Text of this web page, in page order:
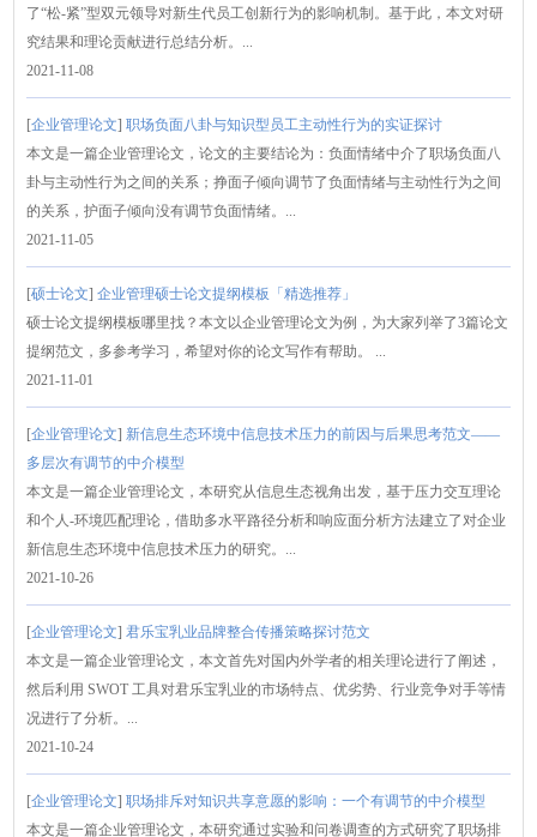
了“松-紧”型双元领导对新生代员工创新行为的影响机制。基于此，本文对研
究结果和理论贡献进行总结分析。...
2021-11-08
[企业管理论文]职场负面八卦与知识型员工主动性行为的实证探讨
本文是一篇企业管理论文，论文的主要结论为：负面情绪中介了职场负面八
卦与主动性行为之间的关系；挣面子倾向调节了负面情绪与主动性行为之间
的关系，护面子倾向没有调节负面情绪。...
2021-11-05
[硕士论文]企业管理硕士论文提纲模板「精选推荐」
硕士论文提纲模板哪里找？本文以企业管理论文为例，为大家列举了3篇论文
提纲范文，多参考学习，希望对你的论文写作有帮助。 ...
2021-11-01
[企业管理论文] 新信息生态环境中信息技术压力的前因与后果思考范文——
多层次有调节的中介模型
本文是一篇企业管理论文，本研究从信息生态视角出发，基于压力交互理论
和个人-环境匹配理论，借助多水平路径分析和响应面分析方法建立了对企业
新信息生态环境中信息技术压力的研究。...
2021-10-26
[企业管理论文] 君乐宝乳业品牌整合传播策略探讨范文
本文是一篇企业管理论文，本文首先对国内外学者的相关理论进行了阐述，
然后利用 SWOT 工具对君乐宝乳业的市场特点、优劣势、行业竞争对手等情
况进行了分析。...
2021-10-24
[企业管理论文]职场排斥对知识共享意愿的影响：一个有调节的中介模型
本文是一篇企业管理论文，本研究通过实验和问卷调查的方式研究了职场排